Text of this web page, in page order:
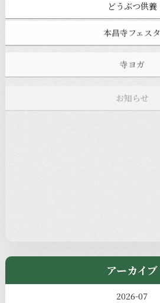
どうぶつ供養
本昌寺フェスタ
お知らせ
注目の記事
アーカイブ
2026-07